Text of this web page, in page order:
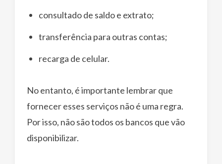
consultado de saldo e extrato;
transferência para outras contas;
recarga de celular.
No entanto, é importante lembrar que
fornecer esses serviços não é uma regra.
Por isso, não são todos os bancos que vão
disponibilizar.